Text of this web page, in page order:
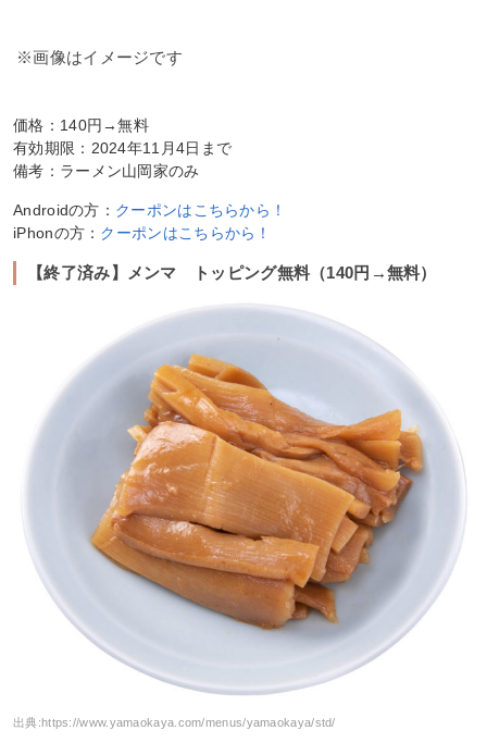
※画像はイメージです
価格：140円→無料
有効期限：2024年11月4日まで
備考：ラーメン山岡家のみ
Androidの方： クーポンはこちらから！
iPhonの方： クーポンはこちらから！
【終了済み】メンマ トッピング無料（140円→無料）
出典: https://www.yamaokaya.com/menus/yamaokaya/std/